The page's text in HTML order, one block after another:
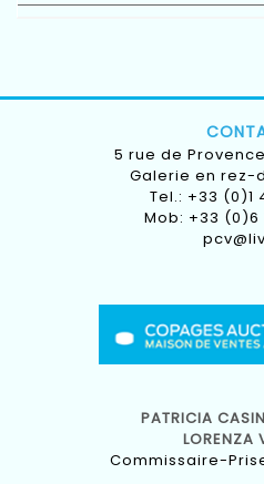
5 rue de
Galerie en rez-
Tel.: +33 (0)1
Mob: +33 (0)6
PATRICIA
LORENZA
Commissaire-